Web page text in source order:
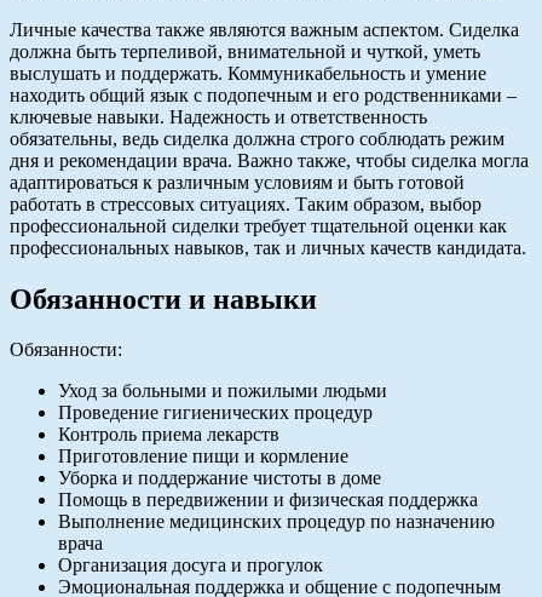
Личные качества также являются важным аспектом. Сиделка
должна быть терпеливой, внимательной и чуткой, уметь
выслушать и поддержать. Коммуникабельность и умение
находить общий язык с подопечным и его родственниками –
ключевые навыки. Надежность и ответственность
обязательны, ведь сиделка должна строго соблюдать режим
дня и рекомендации врача. Важно также, чтобы сиделка могла
адаптироваться к различным условиям и быть готовой
работать в стрессовых ситуациях. Таким образом, выбор
профессиональной сиделки требует тщательной оценки как
профессиональных навыков, так и личных качеств кандидата.
Обязанности и навыки
Обязанности:
Уход за больными и пожилыми людьми
Проведение гигиенических процедур
Контроль приема лекарств
Приготовление пищи и кормление
Уборка и поддержание чистоты в доме
Помощь в передвижении и физическая поддержка
Выполнение медицинских процедур по назначению
врача
Организация досуга и прогулок
Эмоциональная поддержка и общение с подопечным